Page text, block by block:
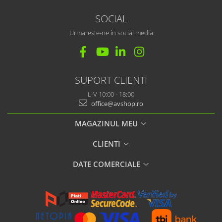
SOCIAL
Urmareste-ne in social media
SUPORT CLIENTI
L-V 10:00 - 18:00
office@avshop.ro
MAGAZINUL MEU
CLIENTI
DATE COMERCIALE